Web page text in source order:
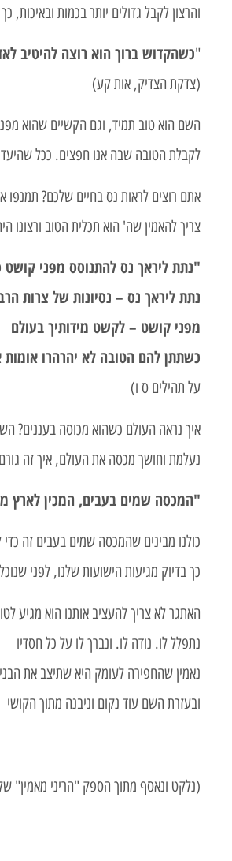
והרצון לקבל גדולים יותר בכמות
"כשהקדוש ברוך הוא רוצה להיטיב
(צדקת הצדיק, אות קע)
השם הוא טוב תמיד, וגם הקשיים שהוא
לקבלת הטובה שבה אנו חפצים. ככל שהיעד
אתם רוצים לראות נס בחיים שלכם? תמנפו
צריך להאמין שה' הוא תכלית הטוב ורצונו
"נתת ליראך נס להתנוסס מפני
נתת ליראך נס – נסיונות של צרות
מפני קושט – לקשט מידותיך בעולם
כשתתן להם הטובה לא יהרהרו אומות
על תהילים ס ו)
איך נראה העולם כשהוא מכוסה בעננים?
נעלמת וחושך מכסה את העולם, איך זה
"המכסה שמים בעבים, המכין לארץ
כולנו מבינים שהמכסה שמים בעבים זה
כך בדיוק מגיעות הישועות שלנו, לפני
האתגר לא צריך להעציב אותנו הוא מגיע
נתפלל לו. נודה לו. ונברך לו על כל חסדיו
נאמין שהחפירה לעומק היא שתיצב את
ובעזרת השם עוד נקום וניבנה מתוך הקושי
(נלקט ונאסף מתוך הספק "הריני מאמין"